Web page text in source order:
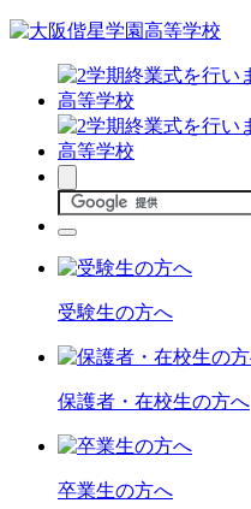
受験生の方へ
保護者・在校生の方へ
卒業生の方へ